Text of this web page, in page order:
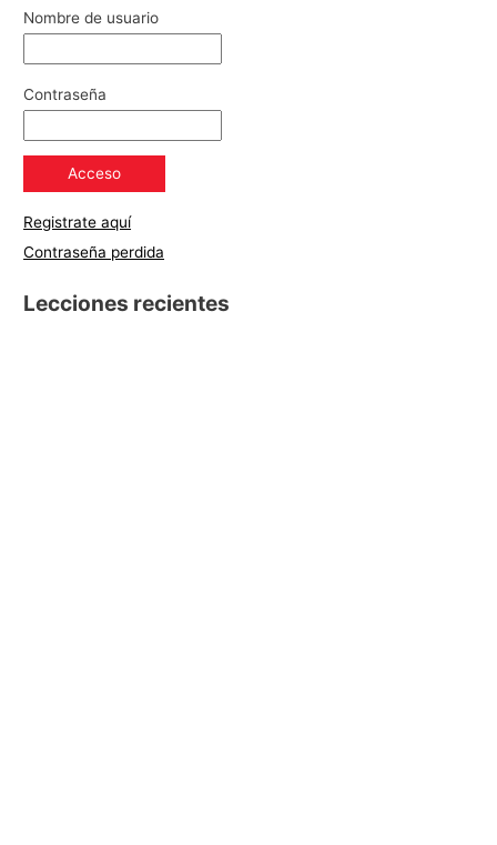
Nombre de usuario
Contraseña
Registrate aquí
Contraseña perdida
Lecciones recientes